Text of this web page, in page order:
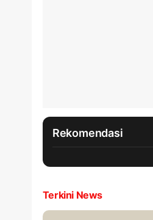
Rekomendasi
Terkini News